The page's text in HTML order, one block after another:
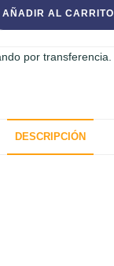
AÑADIR AL CARRITO
por transferencia.
DESCRIPCIÓN